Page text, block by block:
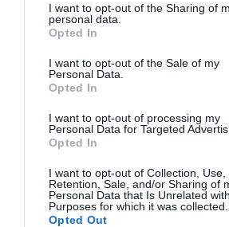
I want to opt-out of the Sharing of
personal data.
Opted In
I want to opt-out of the Sale of my
Personal Data.
Opted In
I want to opt-out of processing my
Personal Data for Targeted
Opted In
I want to opt-out of Collection, Use,
Retention, Sale, and/or Sharing of
Personal Data that Is Unrelated
Purposes for which it was collected.
Opted Out